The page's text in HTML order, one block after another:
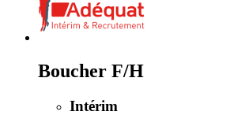
Boucher F/H
Intérim